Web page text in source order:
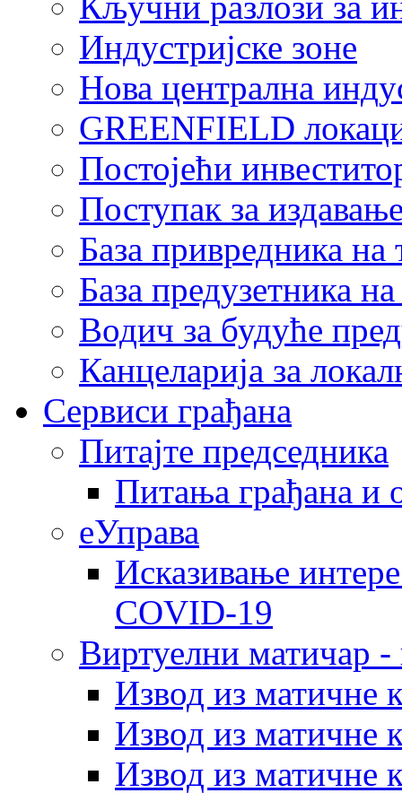
Индустријске зоне
Нова централна
GREENFIELD
Постојећи
Поступак за
База привредника
База предузетника
Водич за будуће
Канцеларија за
Сервиси грађана
Питајте председника
Питања грађана и
еУправа
Исказивање
COVID-19
Виртуелни матичар -
Извод из матичне
Извод из матичне
Извод из матичне